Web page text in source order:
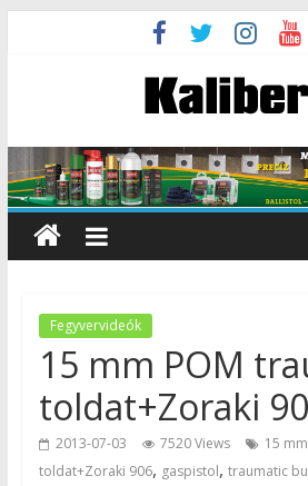
Fegyvervideók
15 mm POM
toldat+Zoraki
2013-07-03 7520 Views
15
toldat+Zoraki 906, gaspistol, traumatic